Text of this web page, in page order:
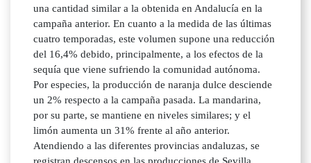
una cantidad similar a la obtenida en Andalucía en la
campaña anterior. En cuanto a la medida de las últimas
cuatro temporadas, este volumen supone una reducción
del 16,4% debido, principalmente, a los efectos de la
sequía que viene sufriendo la comunidad autónoma.
Por especies, la producción de naranja dulce desciende
un 2% respecto a la campaña pasada. La mandarina,
por su parte, se mantiene en niveles similares; y el
limón aumenta un 31% frente al año anterior.
Atendiendo a las diferentes provincias andaluzas, se